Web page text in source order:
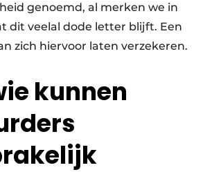
genoemd, al merken we in
dit veelal dode letter blijft. Een
zich hiervoor laten verzekeren.
kunnen